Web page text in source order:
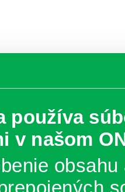
používa
v našom